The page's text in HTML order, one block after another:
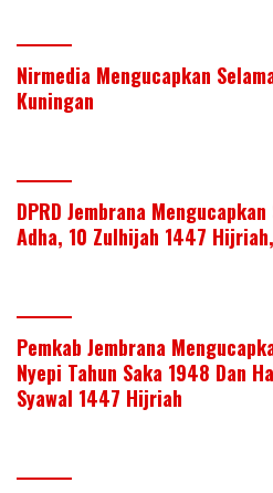
Nirmedia Mengucapkan
Kuningan
DPRD Jembrana
Adha, 10 Zulhijah 1447
Pemkab Jembrana
Nyepi Tahun Saka 1948 Dan
Syawal 1447 Hijriah